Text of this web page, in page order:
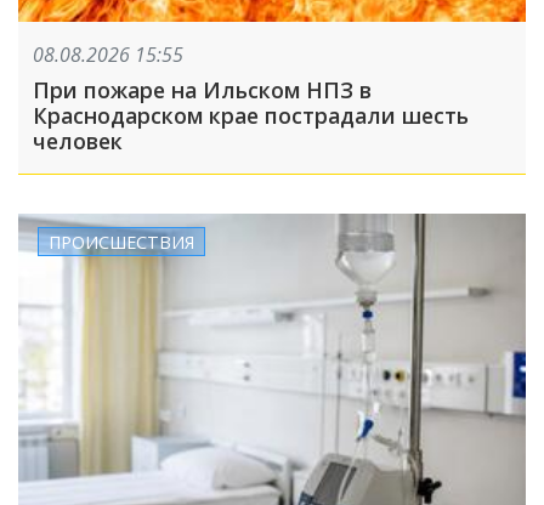
08.08.2026 15:55
При пожаре на Ильском НПЗ в
Краснодарском крае пострадали шесть
человек
ПРОИСШЕСТВИЯ